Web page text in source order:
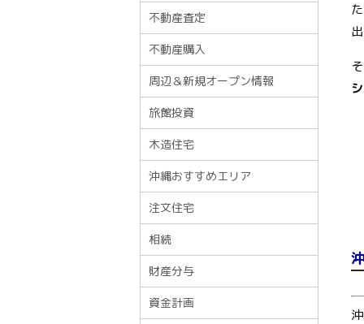
不動産査定
不動産購入
周辺＆新規オープン情報
旅館投資
木造住宅
沖縄おすすめエリア
注文住宅
相続
財産分与
資金計画